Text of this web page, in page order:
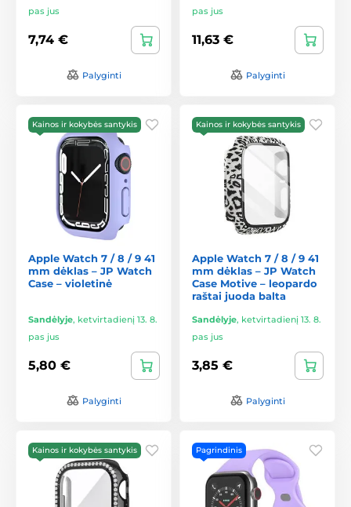
pas jus
7,74 €
Palyginti
pas jus
11,63 €
Palyginti
Kainos ir kokybės santykis
Apple Watch 7 / 8 / 9 41
mm dėklas – JP Watch
Case – violetinė
Sandėlyje, ketvirtadienį 13. 8.
pas jus
5,80 €
Palyginti
Kainos ir kokybės santykis
Apple Watch 7 / 8 / 9 41
mm dėklas – JP Watch
Case Motive – leopardo
raštai juoda balta
Sandėlyje, ketvirtadienį 13. 8.
pas jus
3,85 €
Palyginti
Kainos ir kokybės santykis Pagrindinis